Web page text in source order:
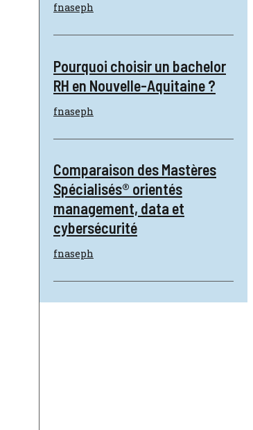
fnaseph
Pourquoi choisir un bachelor
RH en Nouvelle-Aquitaine ?
fnaseph
Comparaison des Mastères
Spécialisés® orientés
management, data et
cybersécurité
fnaseph